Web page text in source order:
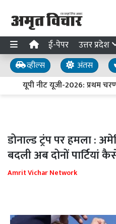
ई-पेपर उत्तर प्रदेश
व्हील्स अंतस
यूपी नीट यूजी-2026: प्रथम
डोनाल्ड ट्रंप पर हमला :
बदली अब दोनों पार्टियां
Amrit Vichar Network